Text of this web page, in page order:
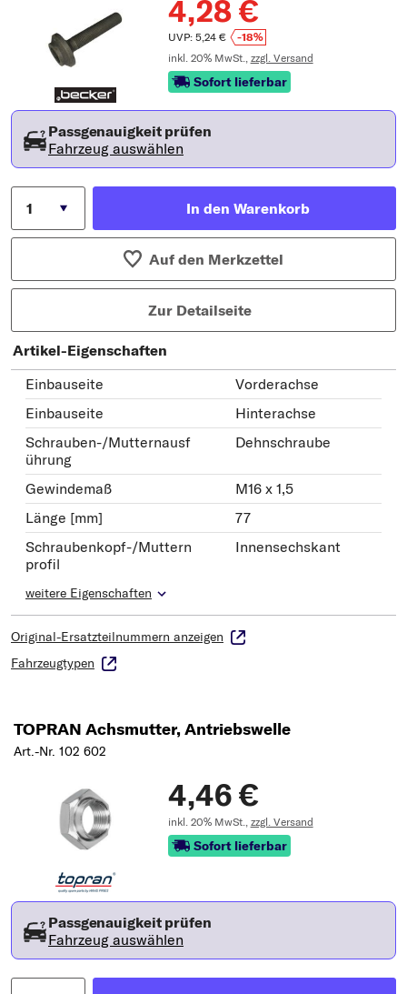
4,28 €
UVP: 5,24 €
-18%
inkl. 20% MwSt., zzgl. Versand
Sofort lieferbar
Passgenauigkeit prüfen
Fahrzeug auswählen
In den Warenkorb
Auf den Merkzettel
Zur Detailseite
Artikel-Eigenschaften
Einbauseite
Vorderachse
Einbauseite
Hinterachse
Schrauben-/Mutternausf
ührung
Dehnschraube
Gewindemaß
M16 x 1,5
Länge [mm]
77
Schraubenkopf-/Muttern
profil
Innensechskant
weitere Eigenschaften
Original-Ersatzteilnummern anzeigen
Fahrzeugtypen
TOPRAN Achsmutter, Antriebswelle
Art.-Nr. 102 602
4,46 €
inkl. 20% MwSt., zzgl. Versand
Sofort lieferbar
Passgenauigkeit prüfen
Fahrzeug auswählen